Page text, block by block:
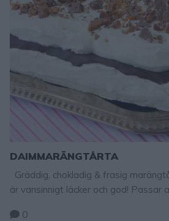
DAIMMARÄNGTÅRTA
Gräddig, chokladig & frasig
är vansinnigt läcker och god! Passar
0